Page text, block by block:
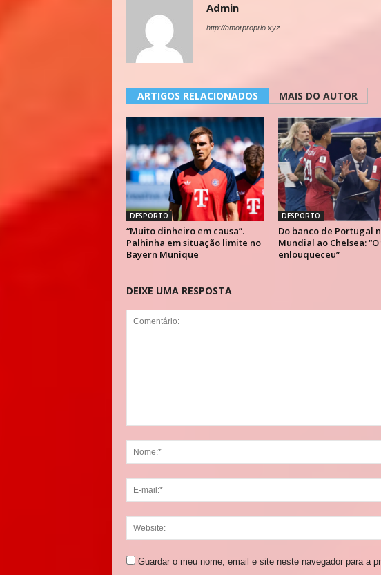
Admin
http://amorproprio.xyz
ARTIGOS RELACIONADOS MAIS DO AUTOR
DESPORTO
“Muito dinheiro em causa”.
Palhinha em situação limite no
Bayern Munique
DESPORTO
Do banco de Portugal
Mundial ao Chelsea:
enlouqueceu”
DEIXE UMA RESPOSTA
Guardar o meu nome, email e site neste navegador para a